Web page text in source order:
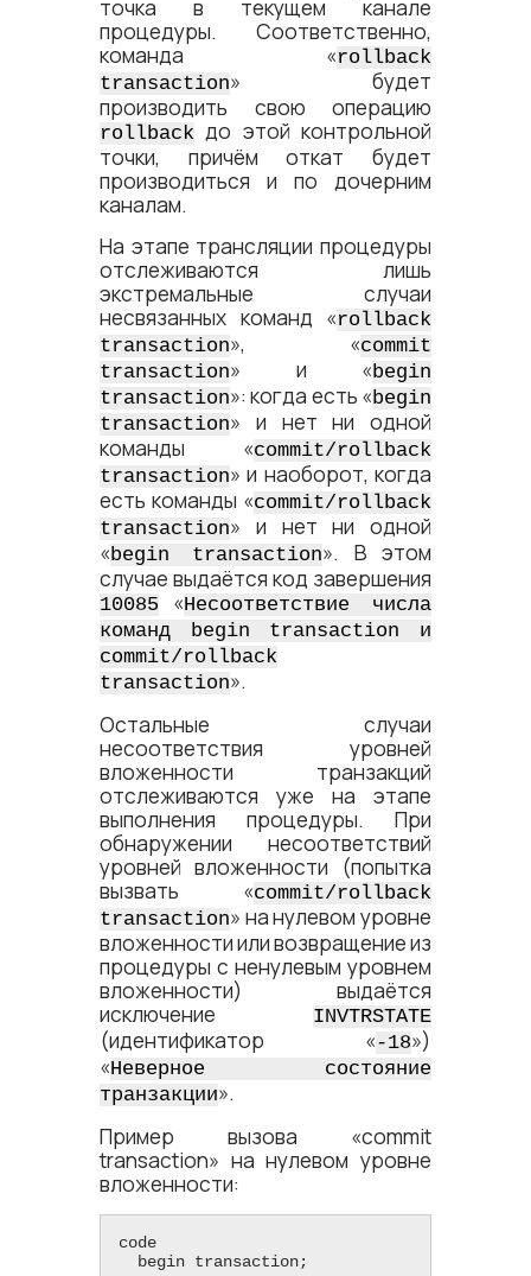
точка в текущем канале
процедуры. Соответственно,
команда «rollback
transaction» будет
производить свою операцию
rollback до этой контрольной
точки, причём откат будет
производиться и по дочерним
каналам.
На этапе трансляции процедуры
отслеживаются лишь
экстремальные случаи
несвязанных команд «rollback
transaction», «commit
transaction» и «begin
transaction»: когда есть «begin
transaction» и нет ни одной
команды «commit/rollback
transaction» и наоборот, когда
есть команды «commit/rollback
transaction» и нет ни одной
«begin transaction». В этом
случае выдаётся код завершения
10085 «Несоответствие числа
команд begin transaction и
commit/rollback
transaction».
Остальные случаи
несоответствия уровней
вложенности транзакций
отслеживаются уже на этапе
выполнения процедуры. При
обнаружении несоответствий
уровней вложенности (попытка
вызвать «commit/rollback
transaction» на нулевом уровне
вложенности или возвращение из
процедуры с ненулевым уровнем
вложенности) выдаётся
исключение
INVTRSTATE
(идентификатор «-18»)
«Неверное состояние
транзакции».
Пример вызова «commit
transaction» на нулевом уровне
вложенности:
code